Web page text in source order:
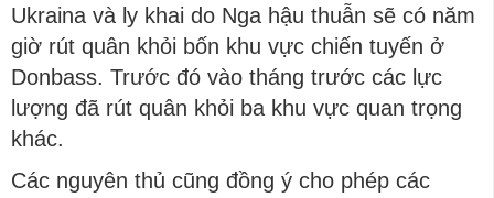
Ukraina và ly khai do Nga hậu thuẫn sẽ có năm
giờ rút quân khỏi bốn khu vực chiến tuyến ở
Donbass. Trước đó vào tháng trước các lực
lượng đã rút quân khỏi ba khu vực quan trọng
khác.
Các nguyên thủ cũng đồng ý cho phép các